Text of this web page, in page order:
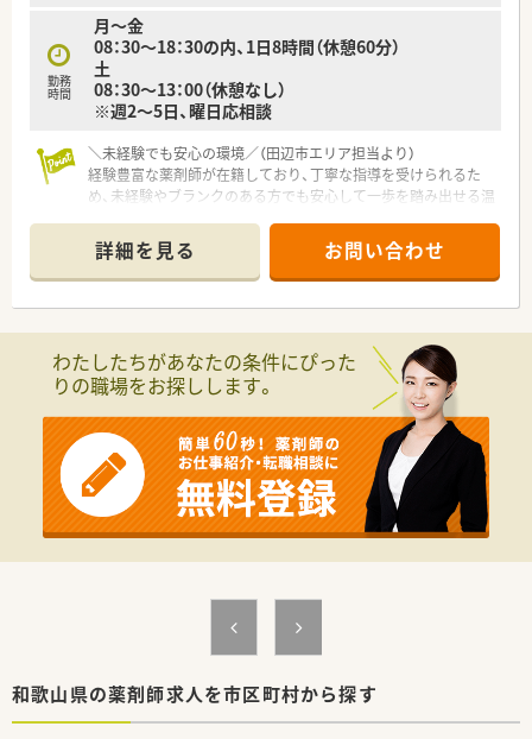
勤務
時間
月～金
08：30〜18：30の内、1日8時間（休憩60分）
土
08：30～13：00（休憩なし）
※週2～5日、曜日応相談
＼未経験でも安心の環境／（田辺市エリア担当より）
経験豊富な薬剤師が在籍しており、丁寧な指導を受けられるた
め、未経験やブランクのある方でも安心して一歩を踏み出せる温
＊------------------------------------------＊
【店舗情報と応需状況について】
■総合病院や近隣の眼科や耳鼻咽喉科など、多岐にわたる医療機
■取り扱いのある医薬品の採用品目数は1200品目以上と豊富
で、様々な症例に触れながら幅広い知識を身につけることができ
ます。
■薬歴の書き方に関するルールは比較的緩やかであり、個人の裁
量を尊重した柔軟な対応が可能な職場環境となっております。
【法人特徴について】
■患者様第一主義かつ収益二の次という確固たる理念のもと、現
場の薬剤師目線を大切にした薬局経営を心掛けておられます。
■長期間にわたって勤務されている従業員も多数在籍しており、
スタッフの定着率が非常に高いことが大きな特徴の一つです。
欠勤時にも対応できる強固なヘルプ体制が整っております。
と共に、チームワークを大切にしながら業務を進めております。
■クリニックとのマンツーマン体制を基本としており、門前ドク
詳細を見る お問い合わせ
わたしたちがあなたの条件にぴった
りの職場をお探しします。
和歌山県の薬剤師求人を市区町村から探す